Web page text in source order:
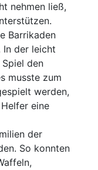
nehmen ließ,
Barrikaden
In der leicht
den
musste zum
werden,
eine
der
So konnten